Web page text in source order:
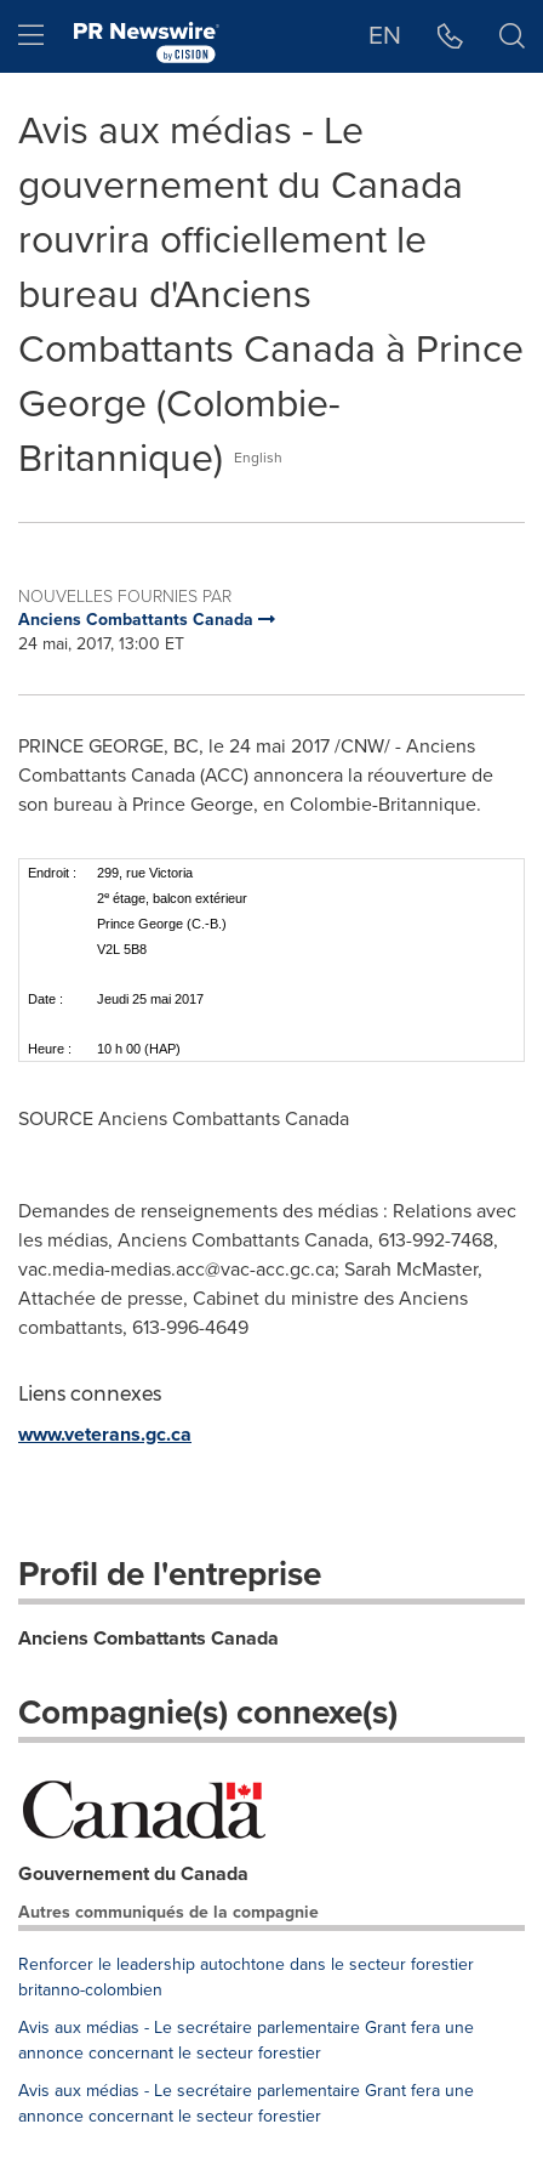
Hamburger menu EN
Avis aux médias - Le
gouvernement du Canada
rouvrira officiellement le
bureau d'Anciens
Combattants Canada à Prince
George (Colombie-
Britannique)
English
NOUVELLES FOURNIES PAR
Anciens Combattants Canada
24 mai, 2017, 13:00 ET
PRINCE GEORGE, BC, le 24 mai 2017 /CNW/ - Anciens
Combattants Canada (ACC) annoncera la réouverture de
son bureau à Prince George, en Colombie-Britannique.
Endroit :
299, rue Victoria
2e étage, balcon extérieur
Prince George (C.-B.)
V2L 5B8
Date : Jeudi 25 mai 2017
Heure : 10 h 00 (HAP)
SOURCE Anciens Combattants Canada
Demandes de renseignements des médias : Relations avec
les médias, Anciens Combattants Canada, 613-992-7468,
vac.media-medias.acc@vac-acc.gc.ca; Sarah McMaster,
Attachée de presse, Cabinet du ministre des Anciens
combattants, 613-996-4649
Liens connexes
www.veterans.gc.ca
Profil de l'entreprise
Anciens Combattants Canada
Compagnie(s) connexe(s)
Gouvernement du Canada
Autres communiqués de la compagnie
Renforcer le leadership autochtone dans le secteur forestier
britanno-colombien
Avis aux médias - Le secrétaire parlementaire Grant fera une
annonce concernant le secteur forestier
Avis aux médias - Le secrétaire parlementaire Grant fera une
annonce concernant le secteur forestier